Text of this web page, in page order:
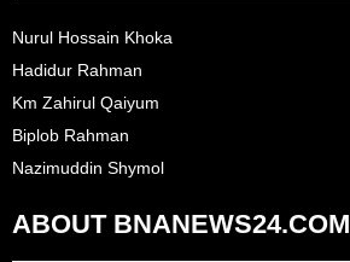
Nurul Hossain Khoka
Hadidur Rahman
Km Zahirul Qaiyum
Biplob Rahman
Nazimuddin Shymol
ABOUT BNANEWS24.COM